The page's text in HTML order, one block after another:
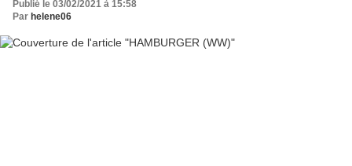
Publié le 03/02/2021 à 15:58
Par helene06